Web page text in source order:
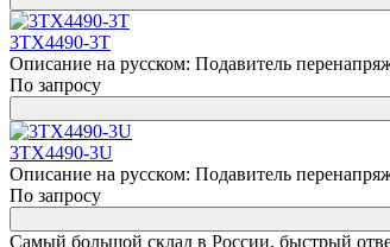
3TX4490-3T
Описание на русском: Подавитель
По запросу
3TX4490-3U
Описание на русском: Подавитель
По запросу
Самый большой склад в России, быстрый